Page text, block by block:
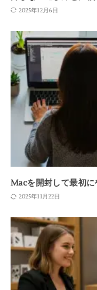
2025年12月6日
Macを開封して最初
2025年11月22日